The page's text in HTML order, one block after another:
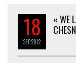
18
SEP2012
« WE